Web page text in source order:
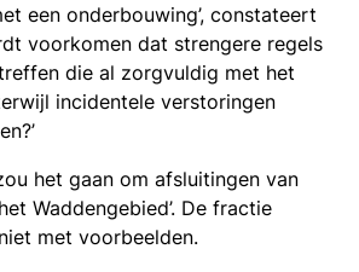
een onderbouwing’, constateert
voorkomen dat strengere regels
die al zorgvuldig met het
incidentele verstoringen
het gaan om afsluitingen van
Waddengebied’. De fractie
met voorbeelden.